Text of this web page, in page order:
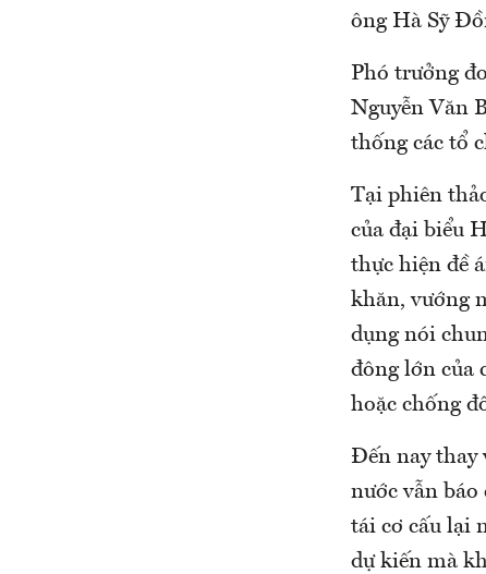
ông Hà Sỹ
Phó trưởng
Nguyễn Văn
thống các tổ
Tại phiên
của đại biểu
thực hiện đề
khăn, vướng
dụng nói
đông lớn của
hoặc chống
Đến nay thay
nước vẫn
tái cơ cấu lại
dự kiến mà